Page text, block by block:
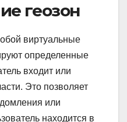
геозон
виртуальные
определенные
входит или
Это позволяет
или
находится в